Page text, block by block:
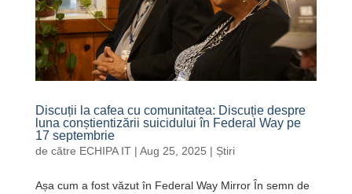
Discuții la cafea cu comunitatea: Discuție despre
luna conștientizării suicidului în Federal Way pe
17 septembrie
de către ECHIPA IT| Aug 25, 2025 | Știri
Așa cum a fost văzut în Federal Way Mirror În semn de